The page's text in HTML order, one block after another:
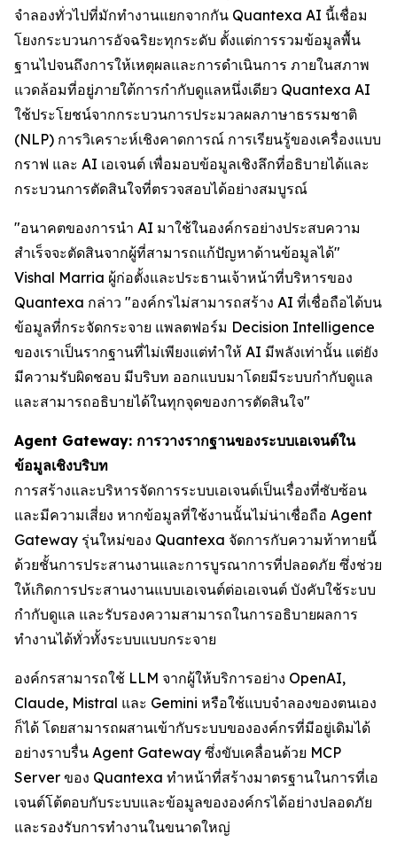
จำลองทั่วไปที่มักทำงานแยกจากกัน Quantexa AI นี้เชื่อม
โยงกระบวนการอัจฉริยะทุกระดับ ตั้งแต่การรวมข้อมูลพื้น
ฐานไปจนถึงการให้เหตุผลและการดำเนินการ ภายในสภาพ
แวดล้อมที่อยู่ภายใต้การกำกับดูแลหนึ่งเดียว Quantexa AI
ใช้ประโยชน์จากกระบวนการประมวลผลภาษาธรรมชาติ
(NLP) การวิเคราะห์เชิงคาดการณ์ การเรียนรู้ของเครื่องแบบ
กราฟ และ AI เอเจนต์ เพื่อมอบข้อมูลเชิงลึกที่อธิบายได้และ
กระบวนการตัดสินใจที่ตรวจสอบได้อย่างสมบูรณ์
"อนาคตของการนำ AI มาใช้ในองค์กรอย่างประสบความ
สำเร็จจะตัดสินจากผู้ที่สามารถแก้ปัญหาด้านข้อมูลได้"
Vishal Marria ผู้ก่อตั้งและประธานเจ้าหน้าที่บริหารของ
Quantexa กล่าว "องค์กรไม่สามารถสร้าง AI ที่เชื่อถือได้บน
ข้อมูลที่กระจัดกระจาย แพลตฟอร์ม Decision Intelligence
ของเราเป็นรากฐานที่ไม่เพียงแต่ทำให้ AI มีพลังเท่านั้น แต่ยัง
มีความรับผิดชอบ มีบริบท ออกแบบมาโดยมีระบบกำกับดูแล
และสามารถอธิบายได้ในทุกจุดของการตัดสินใจ"
Agent Gateway: การวางรากฐานของระบบเอเจนต์ใน
ข้อมูลเชิงบริบท
การสร้างและบริหารจัดการระบบเอเจนต์เป็นเรื่องที่ซับซ้อน
และมีความเสี่ยง หากข้อมูลที่ใช้งานนั้นไม่น่าเชื่อถือ Agent
Gateway รุ่นใหม่ของ Quantexa จัดการกับความท้าทายนี้
ด้วยชั้นการประสานงานและการบูรณาการที่ปลอดภัย ซึ่งช่วย
ให้เกิดการประสานงานแบบเอเจนต์ต่อเอเจนต์ บังคับใช้ระบบ
กำกับดูแล และรับรองความสามารถในการอธิบายผลการ
ทำงานได้ทั่วทั้งระบบแบบกระจาย
องค์กรสามารถใช้ LLM จากผู้ให้บริการอย่าง OpenAI,
Claude, Mistral และ Gemini หรือใช้แบบจำลองของตนเอง
ก็ได้ โดยสามารถผสานเข้ากับระบบขององค์กรที่มีอยู่เดิมได้
อย่างราบรื่น Agent Gateway ซึ่งขับเคลื่อนด้วย MCP
Server ของ Quantexa ทำหน้าที่สร้างมาตรฐานในการที่เอ
เจนต์โต้ตอบกับระบบและข้อมูลขององค์กรได้อย่างปลอดภัย
และรองรับการทำงานในขนาดใหญ่